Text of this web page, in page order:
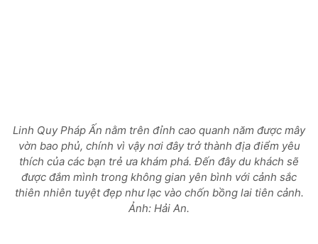
Linh Quy Pháp Ấn nằm trên đỉnh cao quanh năm được mây
vờn bao phủ, chính vì vậy nơi đây trở thành địa điểm yêu
thích của các bạn trẻ ưa khám phá. Đến đây du khách sẽ
được đắm mình trong không gian yên bình với cảnh sắc
thiên nhiên tuyệt đẹp như lạc vào chốn bồng lai tiên cảnh.
Ảnh: Hải An.